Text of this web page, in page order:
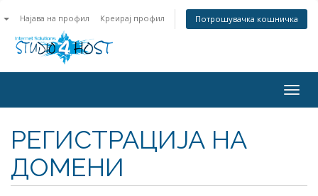
Најава на профил Креирај профил Потрошувачка кошничка
РЕГИСТРАЦИЈА НА
ДОМЕНИ